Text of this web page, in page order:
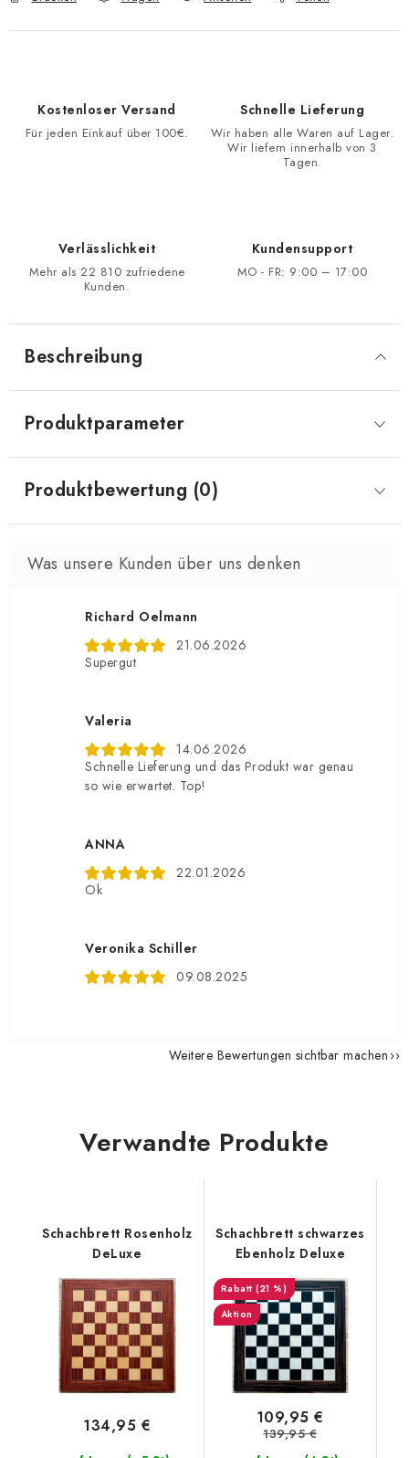
Kostenloser Versand
Für jeden Einkauf über 100€.
Schnelle Lieferung
Wir haben alle Waren auf Lager.
Wir liefern innerhalb von 3
Tagen.
Verlässlichkeit
Mehr als 22 810 zufriedene
Kunden.
Kundensupport
MO - FR: 9:00 – 17:00
Beschreibung
Produktparameter
Produktbewertung (0)
Richard Oelmann
21.06.2026
Supergut
Valeria
14.06.2026
Schnelle Lieferung und das Produkt war genau
so wie erwartet. Top!
ANNA
22.01.2026
Ok
Veronika Schiller
09.08.2025
Weitere Bewertungen sichtbar machen
Verwandte Produkte
Schachbrett Rosenholz
DeLuxe
134,95 €
Schachbrett schwarzes
Ebenholz Deluxe
(21 %)
Aktion
109,95 €
139,95 €